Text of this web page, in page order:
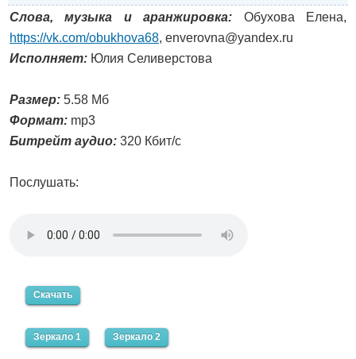
Слова, музыка и аранжировка: Обухова Елена,
https://vk.com/obukhova68, enverovna@yandex.ru
Исполняет: Юлия Селиверстова
Размер: 5.58 Мб
Формат: mp3
Битрейт аудио: 320 Кбит/с
Послушать:
Скачать
Зеркало 1 Зеркало 2